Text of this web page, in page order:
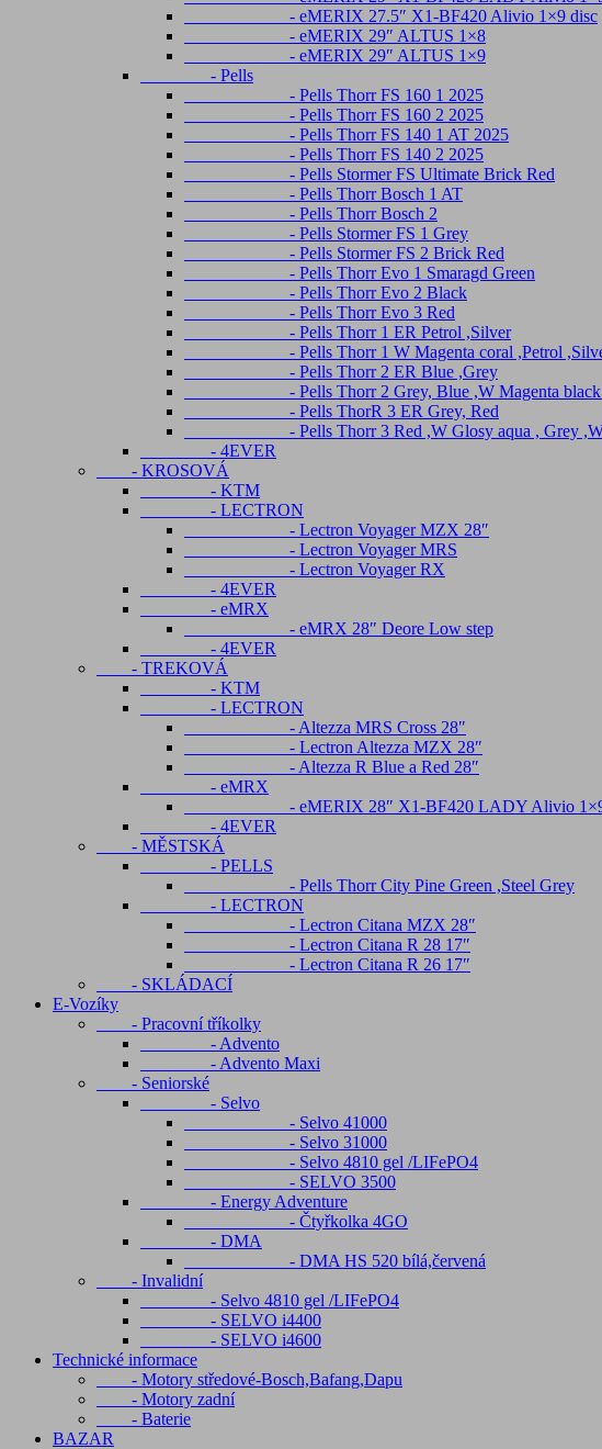
- eMERIX 27.5″ X1-BF420 Alivio 1×9 disc
- eMERIX 29″ ALTUS 1×8
- eMERIX 29″ ALTUS 1×9
- Pells
- Pells Thorr FS 160 1 2025
- Pells Thorr FS 160 2 2025
- Pells Thorr FS 140 1 AT 2025
- Pells Thorr FS 140 2 2025
- Pells Stormer FS Ultimate Brick Red
- Pells Thorr Bosch 1 AT
- Pells Thorr Bosch 2
- Pells Stormer FS 1 Grey
- Pells Stormer FS 2 Brick Red
- Pells Thorr Evo 1 Smaragd Green
- Pells Thorr Evo 2 Black
- Pells Thorr Evo 3 Red
- Pells Thorr 1 ER Petrol ,Silver
- Pells Thorr 1 W Magenta coral ,Petrol
- Pells Thorr 2 ER Blue ,Grey
- Pells Thorr 2 Grey, Blue ,W Magenta black
- Pells ThorR 3 ER Grey, Red
- Pells Thorr 3 Red ,W Glosy aqua , Grey ,W
- 4EVER
- KROSOVÁ
- KTM
- LECTRON
- Lectron Voyager MZX 28″
- Lectron Voyager MRS
- Lectron Voyager RX
- 4EVER
- eMRX
- eMRX 28″ Deore Low step
- 4EVER
- TREKOVÁ
- KTM
- LECTRON
- Altezza MRS Cross 28″
- Lectron Altezza MZX 28″
- Altezza R Blue a Red 28″
- eMRX
- eMERIX 28″ X1-BF420 LADY Alivio 1×9
- 4EVER
- MĚSTSKÁ
- PELLS
- Pells Thorr City Pine Green ,Steel Grey
- LECTRON
- Lectron Citana MZX 28″
- Lectron Citana R 28 17″
- Lectron Citana R 26 17″
- SKLÁDACÍ
E-Vozíky
- Pracovní tříkolky
- Advento
- Advento Maxi
- Seniorské
- Selvo
- Selvo 41000
- Selvo 31000
- Selvo 4810 gel /LIFePO4
- SELVO 3500
- Energy Adventure
- Čtyřkolka 4GO
- DMA
- DMA HS 520 bílá,červená
- Invalidní
- Selvo 4810 gel /LIFePO4
- SELVO i4400
- SELVO i4600
Technické informace
- Motory středové-Bosch,Bafang,Dapu
- Motory zadní
- Baterie
BAZAR